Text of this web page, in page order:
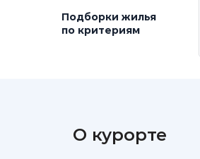
Подборки жилья
по критериям
О курорте